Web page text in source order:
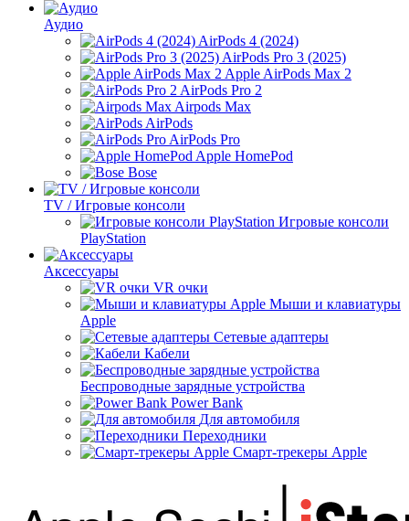
Аудио
AirPods 4 (2024)
AirPods Pro 3 (2025)
Apple AirPods Max 2
AirPods Pro 2
Airpods Max
AirPods
AirPods Pro
Apple HomePod
Bose
TV / Игровые консоли
Игровые консоли
PlayStation
Аксессуары
VR очки
Мыши и клавиатуры
Apple
Сетевые адаптеры
Кабели
Беспроводные зарядные устройства
Power Bank
Для автомобиля
Переходники
Смарт-трекеры Apple